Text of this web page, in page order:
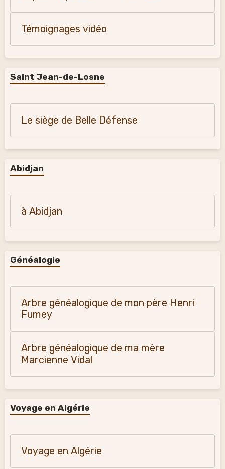
Témoignages vidéo
Saint Jean-de-Losne
Le siège de Belle Défense
Abidjan
à Abidjan
Généalogie
Arbre généalogique de mon père Henri
Fumey
Arbre généalogique de ma mère
Marcienne Vidal
Voyage en Algérie
Voyage en Algérie